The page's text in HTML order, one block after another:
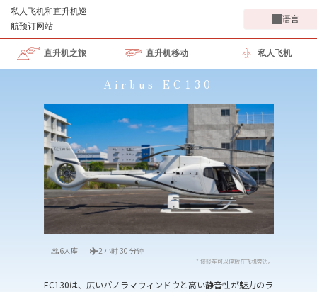
语言
直升机之旅 直升机移动 私人飞机
Airbus EC130
6人座 2 小时 30 分钟
* 接驳车可以停放在飞机旁边。
EC130は、広いパノラマウィンドウと高い静音性が魅力のラ